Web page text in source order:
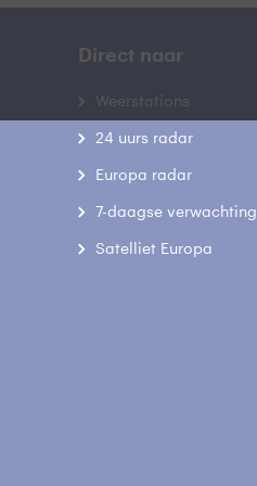
Direct naar
Weerstations
24 uurs radar
Europa radar
7-daagse verwachting
Satelliet Europa